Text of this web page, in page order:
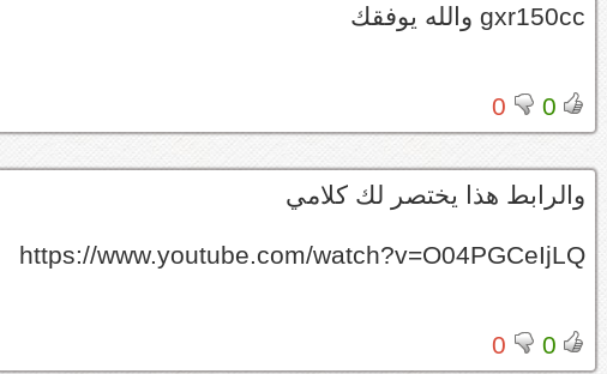
gxr150cc والله يوفقك
0
0
والرابط هذا يختصر لك كلامي
https://www.youtube.com/watch?v=O04PGCeIjLQ
0
0